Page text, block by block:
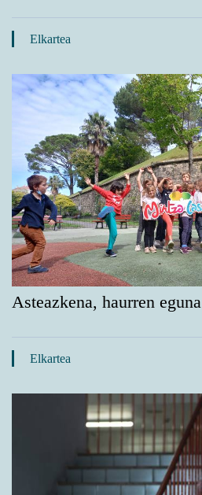
Elkartea
Asteazkena, haurren eguna
Elkartea